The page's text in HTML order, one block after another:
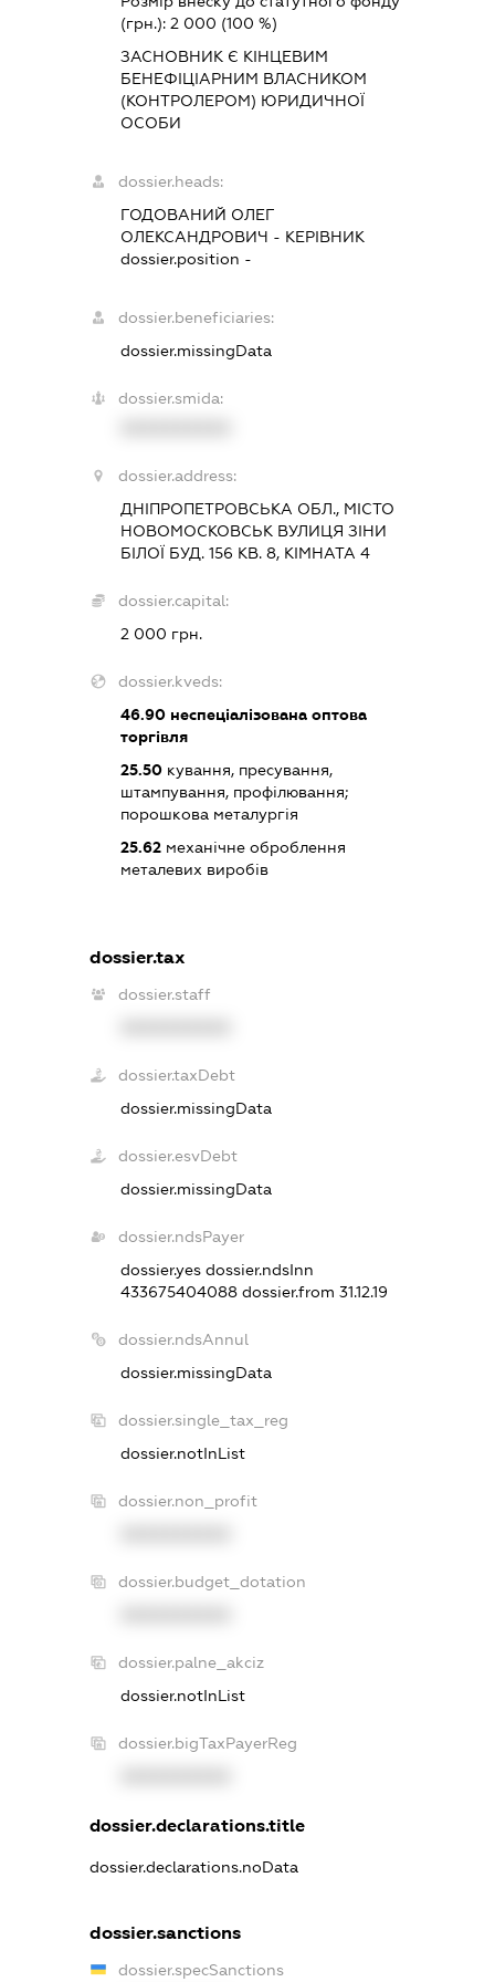
(грн.):2 000 (100 %)
ЗАСНОВНИК Є КІНЦЕВИМ
БЕНЕФІЦІАРНИМ ВЛАСНИКОМ
(КОНТРОЛЕРОМ) ЮРИДИЧНОЇ
ОСОБИ
dossier.heads:
ГОДОВАНИЙ ОЛЕГ
ОЛЕКСАНДРОВИЧ - КЕРІВНИК
dossier.position -
dossier.beneficiaries:
dossier.missingData
dossier.smida:
dossier.address:
ДНІПРОПЕТРОВСЬКА ОБЛ., МІСТО
НОВОМОСКОВСЬК ВУЛИЦЯ ЗІНИ
БІЛОЇ БУД. 156 КВ. 8, КІМНАТА 4
dossier.capital:
2 000 грн.
dossier.kveds:
46.90 неспеціалізована оптова
торгівля
25.50 кування, пресування,
штампування, профілювання;
порошкова металургія
25.62 механічне оброблення
металевих виробів
dossier.tax
dossier.staff
dossier.taxDebt
dossier.missingData
dossier.esvDebt
dossier.missingData
dossier.ndsPayer
dossier.yesdossier.ndsInn
433675404088dossier.from 31.12.19
dossier.ndsAnnul
dossier.missingData
dossier.single_tax_reg
dossier.notInList
dossier.non_profit
dossier.budget_dotation
dossier.palne_akciz
dossier.notInList
dossier.bigTaxPayerReg
dossier.declarations.title
dossier.declarations.noData
dossier.sanctions
dossier.specSanctions